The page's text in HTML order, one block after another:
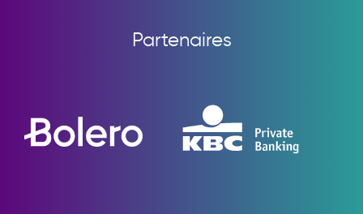
Partenaires